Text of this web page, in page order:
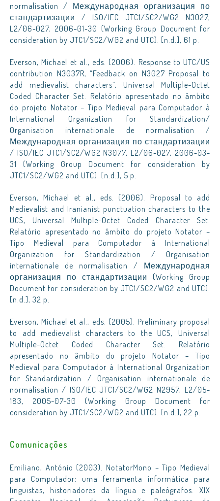
normalisation / Международная организация по
стандартизации / ISO/IEC JTC1/SC2/WG2 N3027,
L2/06-027, 2006-01-30 (Working Group Document for
consideration by JTC1/SC2/WG2 and UTC). [n.d.], 61 p.
Everson, Michael et al., eds. (2006). Response to UTC/US
contribution N3037R, “Feedback on N3027 Proposal to
add medievalist characters”, Universal Multiple-Octet
Coded Character Set. Relatório apresentado no âmbito
do projeto Notator – Tipo Medieval para Computador à
International Organization for Standardization/
Organisation internationale de normalisation /
Международная организация по стандартизации
/ ISO/IEC JTC1/SC2/WG2 N3077, L2/06-027, 2006-03-
31 (Working Group Document for consideration by
JTC1/SC2/WG2 and UTC). [n.d.], 5 p.
Everson, Michael et al., eds. (2006). Proposal to add
Medievalist and Iranianist punctuation characters to the
UCS, Universal Multiple-Octet Coded Character Set.
Relatório apresentado no âmbito do projeto Notator –
Tipo Medieval para Computador à International
Organization for Standardization / Organisation
internationale de normalisation / Международная
организация по стандартизации (Working Group
Document for consideration by JTC1/SC2/WG2 and UTC).
[n.d.], 32 p.
Everson, Michael et al., eds. (2005). Preliminary proposal
to add medievalist characters to the UCS, Universal
Multiple-Octet Coded Character Set. Relatório
apresentado no âmbito do projeto Notator – Tipo
Medieval para Computador à International Organization
for Standardization / Organisation internationale de
normalisation / ISO/IEC JTC1/SC2/WG2 N2957, L2/05-
183, 2005-07-30 (Working Group Document for
consideration by JTC1/SC2/WG2 and UTC). [n.d.], 22 p.
Comunicações
Emiliano, António (2003). NotatorMono – Tipo Medieval
para Computador: uma ferramenta informática para
linguistas, historiadores da língua e paleógrafos. XIX